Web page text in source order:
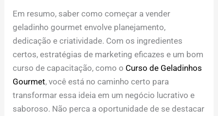
Em resumo, saber como começar a vender
geladinho gourmet envolve planejamento,
dedicação e criatividade. Com os ingredientes
certos, estratégias de marketing eficazes e um bom
curso de capacitação, como o Curso de Geladinhos
Gourmet, você está no caminho certo para
transformar essa ideia em um negócio lucrativo e
saboroso. Não perca a oportunidade de se destacar